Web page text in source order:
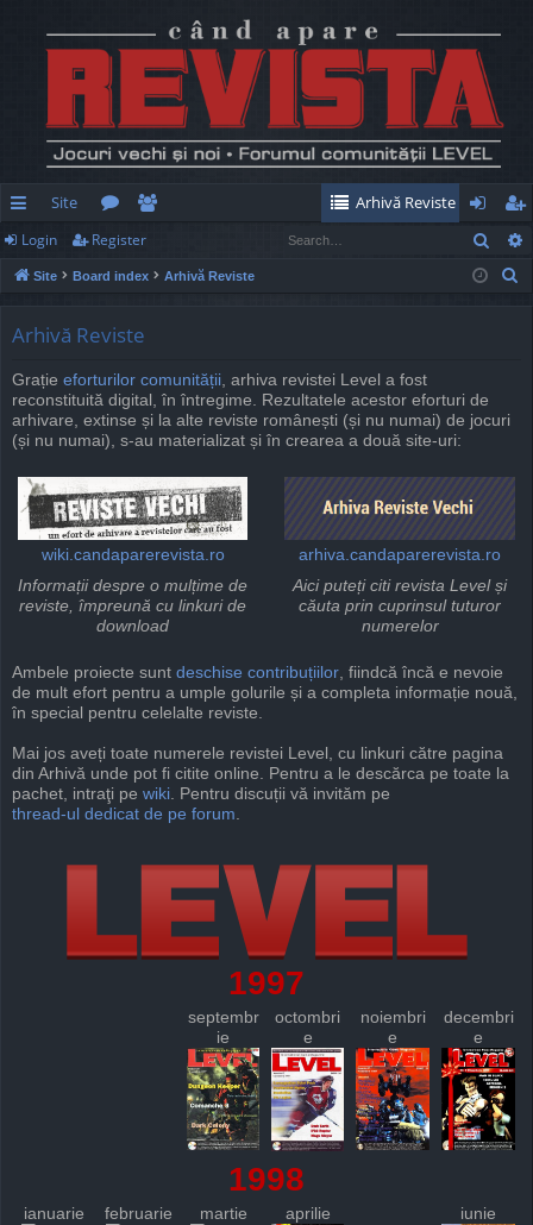
ui
ck
Site
or
u
e
m
Arhivă Reviste
og
in
eg
ist
Login Register
Site Board index Arhivă Reviste
Arhivă Reviste
Grație eforturilor comunității, arhiva revistei Level a fost
reconstituită digital, în întregime. Rezultatele acestor eforturi de
arhivare, extinse și la alte reviste românești (și nu numai) de jocuri
(și nu numai), s-au materializat și în crearea a două site-uri:
wiki.candaparerevista.ro
arhiva.candaparerevista.ro
Informații despre o mulțime de
reviste, împreună cu linkuri de
download
Aici puteți citi revista Level și
căuta prin cuprinsul tuturor
numerelor
Ambele proiecte sunt deschise contribuțiilor, fiindcă încă e nevoie
de mult efort pentru a umple golurile și a completa informație nouă,
în special pentru celelalte reviste.
Mai jos aveți toate numerele revistei Level, cu linkuri către pagina
din Arhivă unde pot fi citite online. Pentru a le descărca pe toate la
pachet, intraţi pe wiki. Pentru discuții vă invităm pe
thread-ul dedicat de pe forum.
1997
septembr
ie
octombri
e
noiembri
e
decembri
e
1998
ianuarie februarie martie aprilie iunie